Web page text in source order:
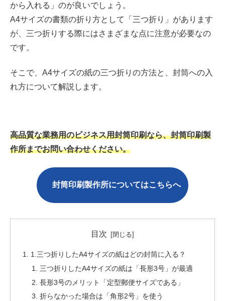
から入れる」のが良いでしょう。
A4サイズの書類の折り方として「三つ折り」があります
が、三つ折りする際にはさまざまな点に注意が必要なの
です。
そこで、A4サイズの紙の三つ折りの方法と、封筒への入
れ方について解説します。
高品質な業務用のビジネス用封筒印刷なら、封筒印刷製
作所までお問い合わせください。
封筒印刷製作所についてはこちらへ
目次
1.三つ折りしたA4サイズの紙はどの封筒に入る？
三つ折りしたA4サイズの紙は「長形3号」が最適
長形3号のメリット「定型郵便サイズである」
折らなかった場合は「角形2号」を使う